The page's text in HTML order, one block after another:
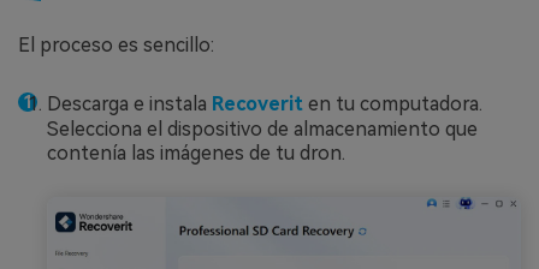
El proceso es sencillo:
Descarga e instala Recoverit en tu computadora.
Selecciona el dispositivo de almacenamiento que
contenía las imágenes de tu dron.